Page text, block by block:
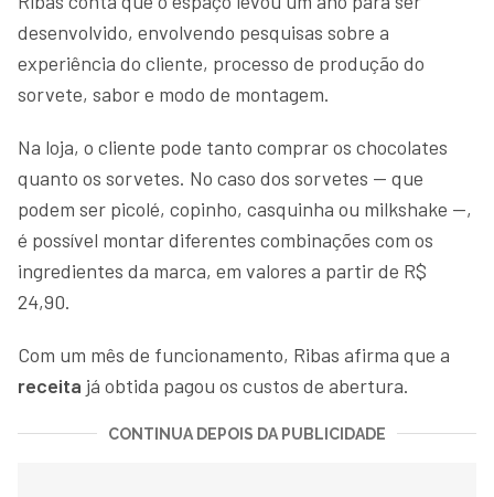
desenvolvido, envolvendo pesquisas sobre a
experiência do cliente, processo de produção do
sorvete, sabor e modo de montagem.
Na loja, o cliente pode tanto comprar os chocolates
quanto os sorvetes. No caso dos sorvetes — que
podem ser picolé, copinho, casquinha ou milkshake —,
é possível montar diferentes combinações com os
ingredientes da marca, em valores a partir de R$
24,90.
Com um mês de funcionamento, Ribas afirma que a
receita já obtida pagou os custos de abertura.
CONTINUA DEPOIS DA PUBLICIDADE